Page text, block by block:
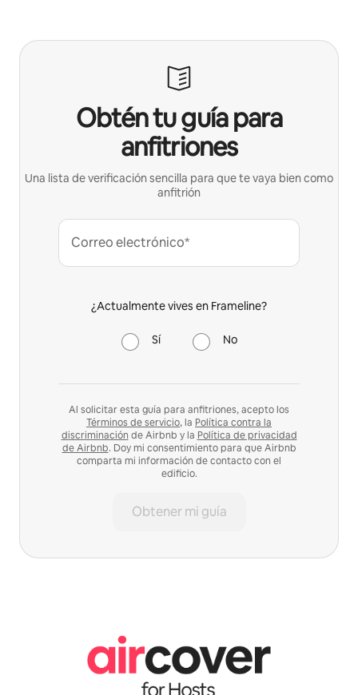
Obtén tu guía para
anfitriones
Una lista de verificación sencilla para que te vaya bien como
anfitrión
Correo electrónico*
¿Actualmente vives en Frameline?
Sí No
Al solicitar esta guía para anfitriones, acepto los
Términos de servicio, la Política contra la
discriminación de Airbnb y la Política de privacidad
de Airbnb. Doy mi consentimiento para que Airbnb
comparta mi información de contacto con el
edificio.
Obtener mi guía